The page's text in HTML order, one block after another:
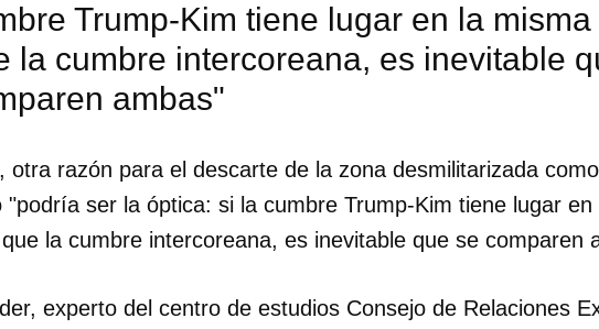
Guardar como favorito
Trump-Kim tiene lugar en la
la cumbre intercoreana, es inevitable
ambas"
otra razón para el descarte de la zona desmilitarizada
"podría ser la óptica: si la cumbre Trump-Kim tiene lugar en
la cumbre intercoreana, es inevitable que se comparen
experto del centro de estudios Consejo de Relaciones